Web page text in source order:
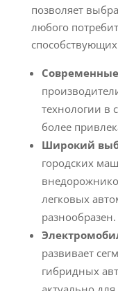
позволяет
любого
технологии в
более
Широкий
городских
легковых
разнообразен.
развивает
гибридных